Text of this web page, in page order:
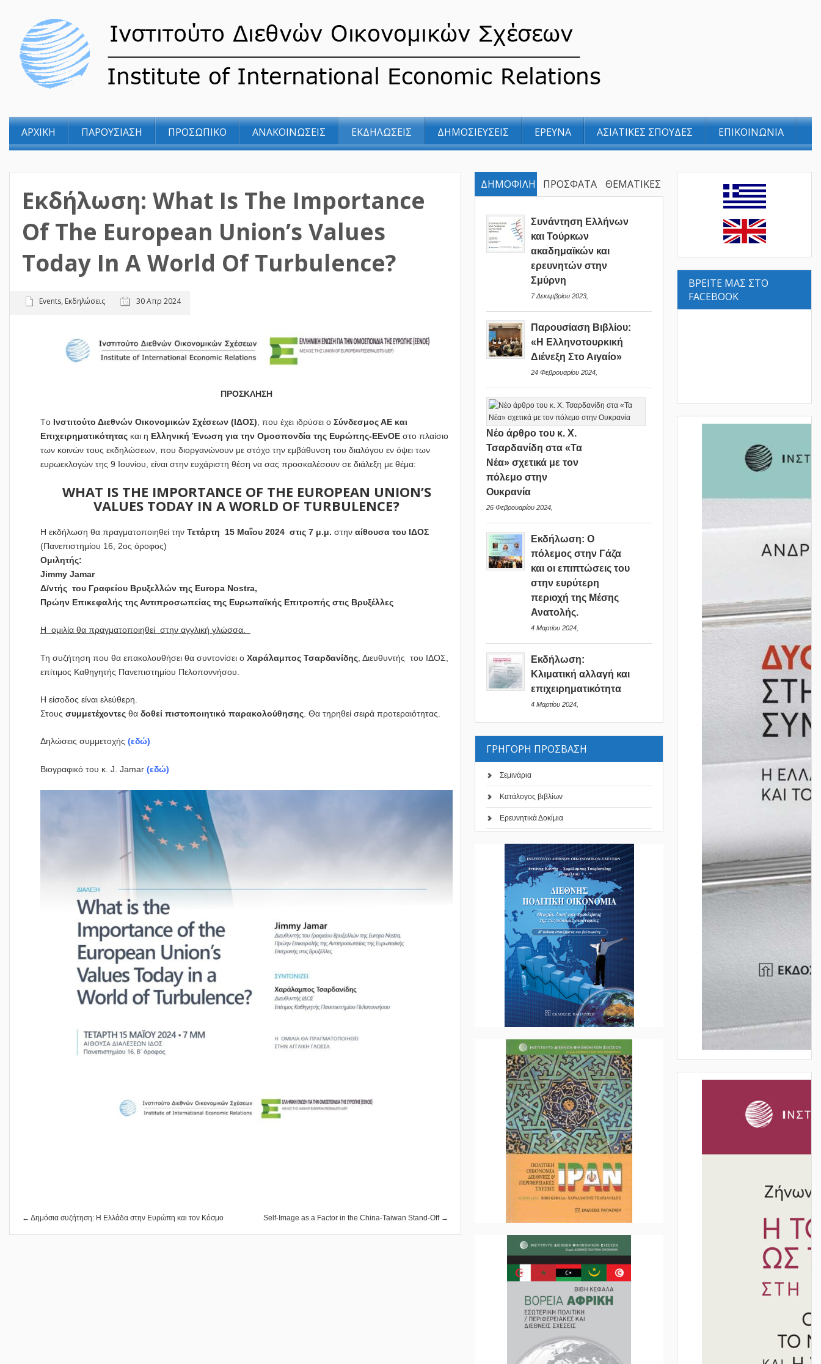
ΑΡΧΙΚΗ ΠΑΡΟΥΣΙΑΣΗ ΠΡΟΣΩΠΙΚΟ ΑΝΑΚΟΙΝΩΣΕΙΣ ΕΚΔΗΛΩΣΕΙΣ ΔΗΜΟΣΙΕΥΣΕΙΣ ΕΡΕΥΝΑ ΑΣΙΑΤΙΚΕΣ ΣΠΟΥΔΕΣ ΕΠΙΚΟΙΝΩΝΙΑ
ΒΡΕΙΤΕ ΜΑΣ ΣΤΟ
FACEBOOK
ΔΗΜΟΦΙΛΗ ΠΡΟΣΦΑΤΑ ΘΕΜΑΤΙΚΕΣ
Συνάντηση Ελλήνων
και Τούρκων
ακαδημαϊκών και
ερευνητών στην
Σμύρνη
7 Δεκεμβρίου 2023,
Παρουσίαση Βιβλίου:
«Η Ελληνοτουρκική
Διένεξη Στο Αιγαίο»
24 Φεβρουαρίου 2024,
Νέο άρθρο του κ. Χ.
Τσαρδανίδη στα «Τα
Νέα» σχετικά με τον
πόλεμο στην
Ουκρανία
26 Φεβρουαρίου 2024,
Εκδήλωση: Ο
πόλεμος στην Γάζα
και οι επιπτώσεις του
στην ευρύτερη
περιοχή της Μέσης
Ανατολής.
4 Μαρτίου 2024,
Εκδήλωση:
Κλιματική αλλαγή και
επιχειρηματικότητα
4 Μαρτίου 2024,
ΓΡΗΓΟΡΗ ΠΡΟΣΒΑΣΗ
Σεμινάρια
Κατάλογος βιβλίων
Ερευνητικά Δοκίμια
Εκδήλωση: What Is The Importance
Of The European Union’s Values
Today In A World Of Turbulence?
Events, Εκδηλώσεις 30 Απρ 2024
ΠΡΟΣΚΛΗΣΗ
Tο Ινστιτούτο Διεθνών Οικονομικών Σχέσεων (ΙΔΟΣ) , που έχει ιδρύσει ο Σύνδεσμος ΑΕ και
Επιχειρηματικότητας και η Ελληνική Ένωση για την Ομοσπονδία της Ευρώπης-ΕΕνΟΕ στο πλαίσιο
των κοινών τους εκδηλώσεων, που διοργανώνουν με στόχο την εμβάθυνση του διαλόγου εν όψει των
ευρωεκλογών της 9 Ιουνίου, είναι στην ευχάριστη θέση να σας προσκαλέσουν σε διάλεξη με θέμα:
WHAT IS THE IMPORTANCE OF THE EUROPEAN UNION’S
VALUES TODAY IN A WORLD OF TURBULENCE?
Η εκδήλωση θα πραγματοποιηθεί την Τετάρτη 15 Μαΐου 2024 στις 7 μ.μ. στην αίθουσα του ΙΔΟΣ
(Πανεπιστημίου 16, 2ος όροφος)
Ομιλητής:
Jimmy Jamar
Δ/ντής του Γραφείου Βρυξελλών της Europa Nostra,
Πρώην Επικεφαλής της Αντιπροσωπείας της Ευρωπαϊκής Επιτροπής στις Βρυξέλλες
Η ομιλία θα πραγματοποιηθεί στην αγγλική γλώσσα.
Τη συζήτηση που θα επακολουθήσει θα συντονίσει ο Χαράλαμπος Τσαρδανίδης , Διευθυντής του ΙΔΟΣ,
επίτιμος Καθηγητής Πανεπιστημίου Πελοποννήσου.
Η είσοδος είναι ελεύθερη.
Στους συμμετέχοντες θα δοθεί πιστοποιητικό παρακολούθησης . Θα τηρηθεί σειρά προτεραιότητας.
Δηλώσεις συμμετοχής (εδώ)
Βιογραφικό του κ. J. Jamar (εδώ)
← Δημόσια συζήτηση: Η Ελλάδα στην Ευρώπη και τον Κόσμο Self-Image as a Factor in the China-Taiwan Stand-Off →